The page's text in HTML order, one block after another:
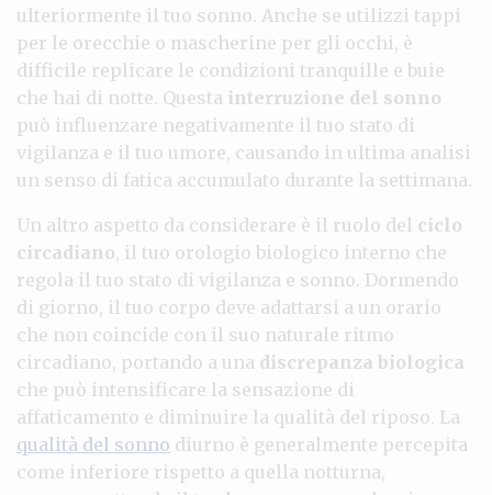
ulteriormente il tuo sonno. Anche se utilizzi tappi
per le orecchie o mascherine per gli occhi, è
difficile replicare le condizioni tranquille e buie
che hai di notte. Questa interruzione del sonno
può influenzare negativamente il tuo stato di
vigilanza e il tuo umore, causando in ultima analisi
un senso di fatica accumulato durante la settimana.
Un altro aspetto da considerare è il ruolo del ciclo
circadiano, il tuo orologio biologico interno che
regola il tuo stato di vigilanza e sonno. Dormendo
di giorno, il tuo corpo deve adattarsi a un orario
che non coincide con il suo naturale ritmo
circadiano, portando a una discrepanza biologica
che può intensificare la sensazione di
affaticamento e diminuire la qualità del riposo. La
qualità del sonno diurno è generalmente percepita
come inferiore rispetto a quella notturna,